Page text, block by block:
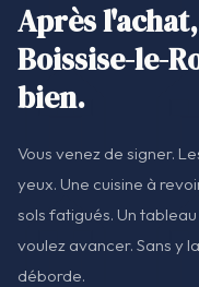
Après
Boissise-le-
bien.
Vous venez de signer.
yeux. Une cuisine à
sols fatigués. Un
voulez avancer. Sans y
déborde.